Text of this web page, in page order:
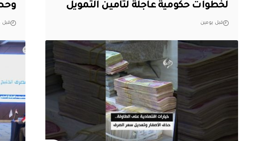
لخطوات حكومية عاجلة لتأمين التمويل
قبل يومين قبل 4 أيام